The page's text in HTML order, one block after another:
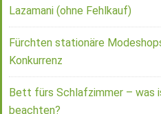
Lazamani (ohne Fehlkauf)
Fürchten stationäre
Konkurrenz
Bett fürs Schlafzimmer – was
beachten?